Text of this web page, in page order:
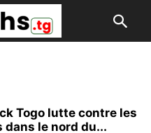
Togo lutte contre les
dans le nord du...